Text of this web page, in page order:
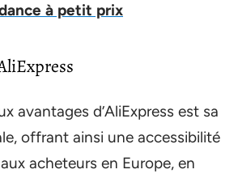
à petit prix
avantages d’AliExpress est sa
offrant ainsi une accessibilité
acheteurs en Europe, en